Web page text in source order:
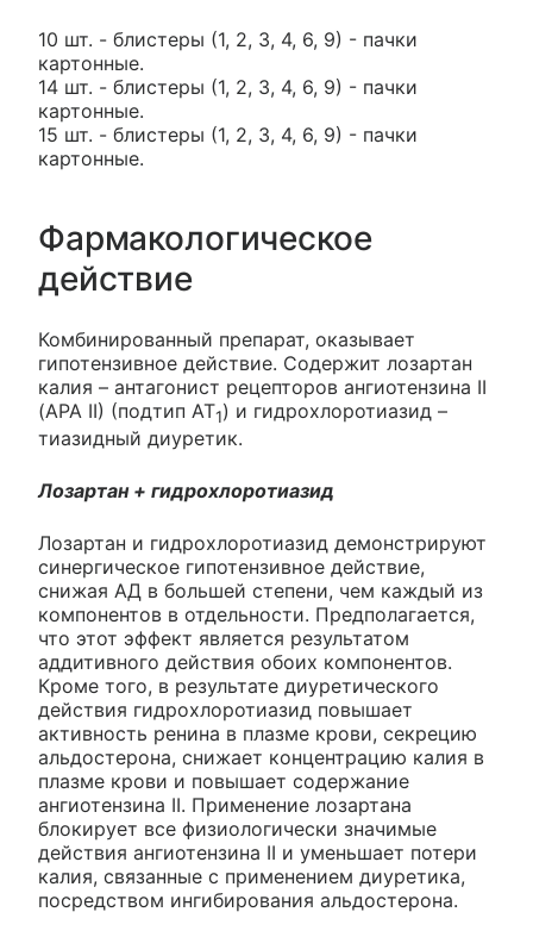
10 шт. - блистеры (1, 2, 3, 4, 6, 9) - пачки
картонные.
14 шт. - блистеры (1, 2, 3, 4, 6, 9) - пачки
картонные.
15 шт. - блистеры (1, 2, 3, 4, 6, 9) - пачки
картонные.
Фармакологическое
действие
Комбинированный препарат, оказывает
гипотензивное действие. Содержит лозартан
калия – антагонист рецепторов ангиотензина II
(АРА II) (подтип АТ1) и гидрохлоротиазид –
тиазидный диуретик.
Лозартан + гидрохлоротиазид
Лозартан и гидрохлоротиазид демонстрируют
синергическое гипотензивное действие,
снижая АД в большей степени, чем каждый из
компонентов в отдельности. Предполагается,
что этот эффект является результатом
аддитивного действия обоих компонентов.
Кроме того, в результате диуретического
действия гидрохлоротиазид повышает
активность ренина в плазме крови, секрецию
альдостерона, снижает концентрацию калия в
плазме крови и повышает содержание
ангиотензина II. Применение лозартана
блокирует все физиологически значимые
действия ангиотензина II и уменьшает потери
калия, связанные с применением диуретика,
посредством ингибирования альдостерона.